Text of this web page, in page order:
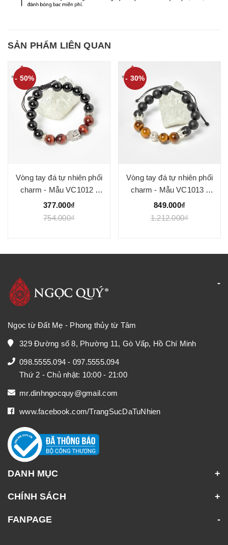
SẢN PHẨM LIÊN QUAN
- 50%
Vòng tay đá tự nhiên phối
charm - Mẫu VC1012 -
Ngọc Quý
377.000₫
754.000₫
- 30%
Vòng tay đá tự nhiên phối
charm - Mẫu VC1013 -
Ngọc Quý
849.000₫
1.212.000₫
Ngọc từ Đất Mẹ - Phong thủy từ Tâm
329 Đường số 8, Phường 11, Gò Vấp, Hồ Chí Minh
098.5555.094 - 097.5555.094
Thứ 2 - Chủ nhật: 10:00 - 21:00
mr.dinhngocquy@gmail.com
www.facebook.com/TrangSucDaTuNhien
DANH MỤC
CHÍNH SÁCH
FANPAGE